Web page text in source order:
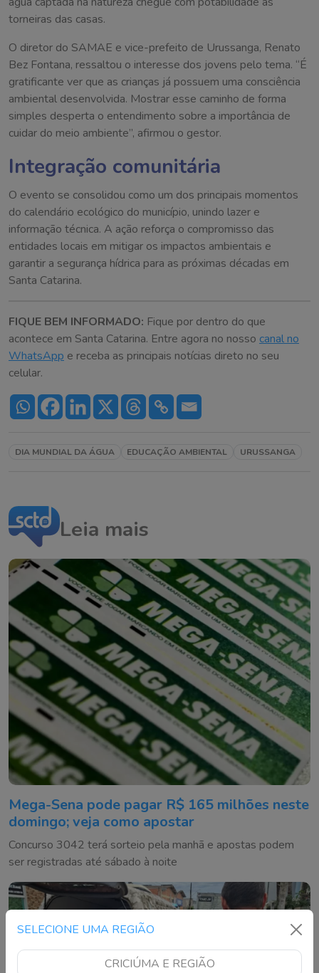
SELECIONE UMA REGIÃO
CRICIÚMA E REGIÃO
torneiras das casas.
O diretor do SAMAE e vice-prefeito de Urussanga, Renato
Bez Fontana, ressaltou o interesse dos jovens pelo tema. “É
gratificante ver que as crianças já possuem uma consciência
ambiental desenvolvida. Mostrar esse caminho de forma
simples desperta o entendimento sobre a importância de
cuidar do meio ambiente”, afirmou o gestor.
Integração comunitária
O evento se consolidou como um dos principais momentos
do calendário ecológico do município, unindo lazer e
informação técnica. A ação reforça o compromisso das
entidades locais em mitigar os impactos ambientais e
garantir a segurança hídrica para as próximas décadas em
Santa Catarina.
FIQUE BEM INFORMADO: Fique por dentro do que
acontece em Santa Catarina. Entre agora no nosso canal no
WhatsApp e receba as principais notícias direto no seu
celular.
DIA MUNDIAL DA ÁGUA EDUCAÇÃO AMBIENTAL URUSSANGA
Leia mais
Mega-Sena pode pagar R$ 165 milhões neste
domingo; veja como apostar
Concurso 3042 terá sorteio pela manhã e apostas podem
ser registradas até sábado à noite